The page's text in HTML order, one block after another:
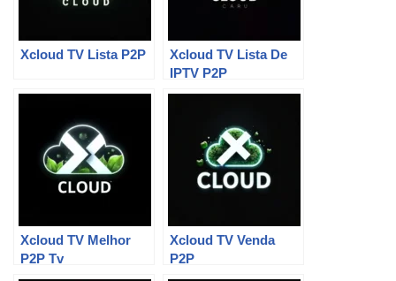
Xcloud TV Lista P2P
Xcloud TV Lista De
IPTV P2P
Xcloud TV Melhor
P2P Tv
Xcloud TV Venda
P2P